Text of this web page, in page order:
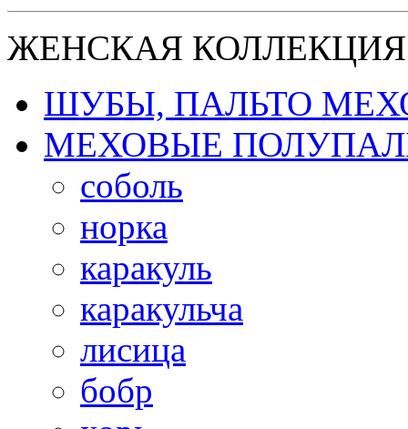
ЖЕНСКАЯ КОЛЛЕКЦИЯ
ШУБЫ, ПАЛЬТО
МЕХОВЫЕ
соболь
норка
каракуль
каракульча
лисица
бобр